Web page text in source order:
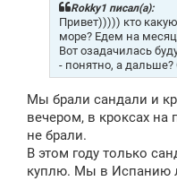
Rokky1 писал(а):
Привет))))) кто
море? Едем на месяц
Вот озадачилась
- понятно, а
Мы брали сандали и
вечером, в кроксах на
не брали.
В этом году только
куплю. Мы в Испанию